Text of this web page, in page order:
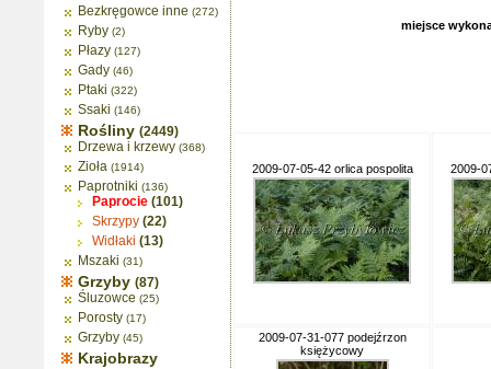
Bezkręgowce inne (272)
Ryby (2)
Płazy (127)
Gady (46)
Ptaki (322)
Ssaki (146)
Rośliny (2449)
Drzewa i krzewy (368)
Zioła (1914)
Paprotniki (136)
Paprocie (101)
Skrzypy (22)
Widłaki (13)
Mszaki (31)
Grzyby (87)
Śluzowce (25)
Porosty (17)
Grzyby (45)
Krajobrazy
miejsce
2009-07-05-42 orlica pospolita 2009-
2009-07-31-077 podejźrzon
księżycowy